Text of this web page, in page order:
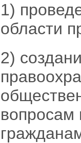
1)
области
2)
вопросам